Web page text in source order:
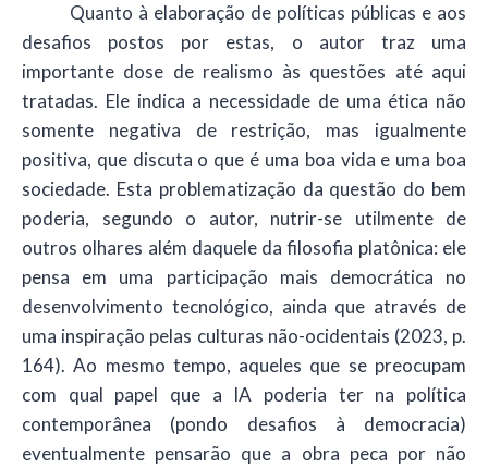
Quanto à elaboração de políticas públicas e aos
desafios postos por estas, o autor traz uma
importante dose de realismo às questões até aqui
tratadas. Ele indica a necessidade de uma ética não
somente negativa de restrição, mas igualmente
positiva, que discuta o que é uma boa vida e uma boa
sociedade. Esta problematização da questão do bem
poderia, segundo o autor, nutrir-se utilmente de
outros olhares além daquele da filosofia platônica: ele
pensa em uma participação mais democrática no
desenvolvimento tecnológico, ainda que através de
uma inspiração pelas culturas não-ocidentais (2023, p.
164). Ao mesmo tempo, aqueles que se preocupam
com qual papel que a IA poderia ter na política
contemporânea (pondo desafios à democracia)
eventualmente pensarão que a obra peca por não